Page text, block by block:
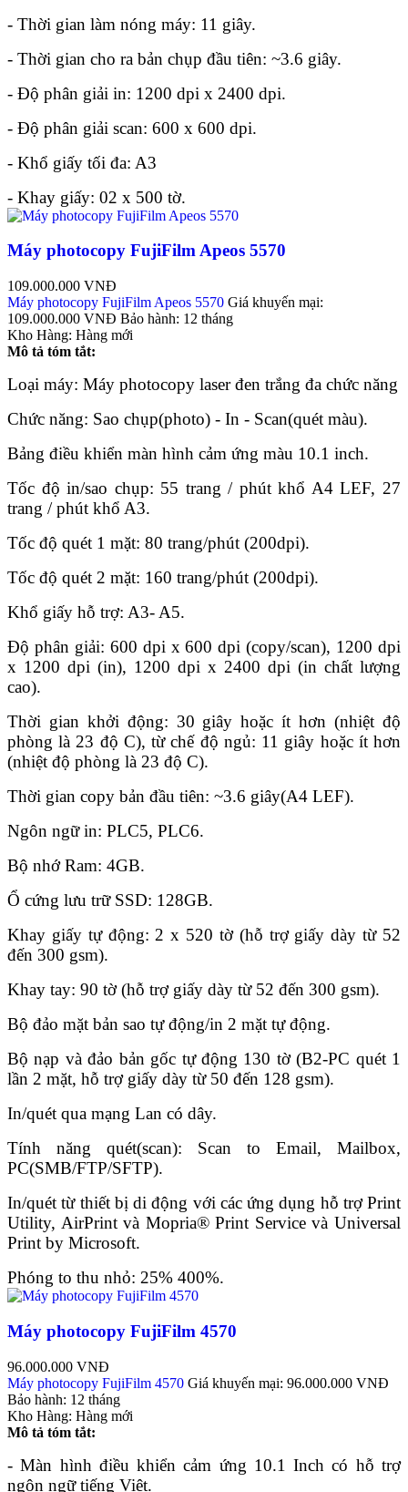
- Thời gian làm nóng máy: 11 giây.
- Thời gian cho ra bản chụp đầu tiên: ~3.6 giây.
- Độ phân giải in: 1200 dpi x 2400 dpi.
- Độ phân giải scan: 600 x 600 dpi.
- Khổ giấy tối đa: A3
- Khay giấy: 02 x 500 tờ.
Máy photocopy FujiFilm Apeos 5570
109.000.000 VNĐ
Máy photocopy FujiFilm Apeos 5570 Giá khuyến mại:
109.000.000 VNĐ Bảo hành: 12 tháng
Kho Hàng: Hàng mới
Mô tả tóm tắt:
Loại máy: Máy photocopy laser đen trắng đa chức năng
Chức năng: Sao chụp(photo) - In - Scan(quét màu).
Bảng điều khiển màn hình cảm ứng màu 10.1 inch.
Tốc độ in/sao chụp: 55 trang / phút khổ A4 LEF, 27
trang / phút khổ A3.
Tốc độ quét 1 mặt: 80 trang/phút (200dpi).
Tốc độ quét 2 mặt: 160 trang/phút (200dpi).
Khổ giấy hỗ trợ: A3- A5.
Độ phân giải: 600 dpi x 600 dpi (copy/scan), 1200 dpi
x 1200 dpi (in), 1200 dpi x 2400 dpi (in chất lượng
cao).
Thời gian khởi động: 30 giây hoặc ít hơn (nhiệt độ
phòng là 23 độ C), từ chế độ ngủ: 11 giây hoặc ít hơn
(nhiệt độ phòng là 23 độ C).
Thời gian copy bản đầu tiên: ~3.6 giây(A4 LEF).
Ngôn ngữ in: PLC5, PLC6.
Bộ nhớ Ram: 4GB.
Ổ cứng lưu trữ SSD: 128GB.
Khay giấy tự động: 2 x 520 tờ (hỗ trợ giấy dày từ 52
đến 300 gsm).
Khay tay: 90 tờ (hỗ trợ giấy dày từ 52 đến 300 gsm).
Bộ đảo mặt bản sao tự động/in 2 mặt tự động.
Bộ nạp và đảo bản gốc tự động 130 tờ (B2-PC quét 1
lần 2 mặt, hỗ trợ giấy dày từ 50 đến 128 gsm).
In/quét qua mạng Lan có dây.
Tính năng quét(scan): Scan to Email, Mailbox,
PC(SMB/FTP/SFTP).
In/quét từ thiết bị di động với các ứng dụng hỗ trợ Print
Utility, AirPrint và Mopria® Print Service và Universal
Print by Microsoft.
Phóng to thu nhỏ: 25% 400%.
Máy photocopy FujiFilm 4570
96.000.000 VNĐ
Máy photocopy FujiFilm 4570 Giá khuyến mại: 96.000.000 VNĐ
Bảo hành: 12 tháng
Kho Hàng: Hàng mới
Mô tả tóm tắt:
- Màn hình điều khiển cảm ứng 10.1 Inch có hỗ trợ
ngôn ngữ tiếng Việt.